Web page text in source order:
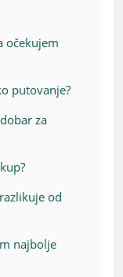
očekujem
putovanje?
za
od
najbolje